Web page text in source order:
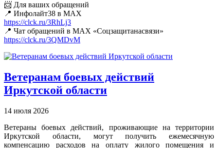
📨 Для ваших обращений
📍 Инфолайт38 в MAX
https://clck.ru/3RhLj3
📍 Чат обращений в MAX «Соцзащитанасвязи»
https://clck.ru/3QMDvM
Ветеранам боевых действий
Иркутской области
14 июля 2026
Ветераны боевых действий, проживающие на территории
Иркутской области, могут получить ежемесячную
компенсацию расходов на оплату жилого помещения и